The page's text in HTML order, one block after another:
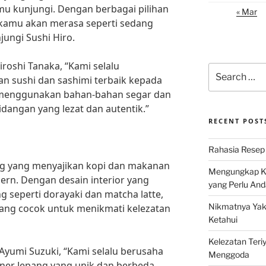
kunjungi. Dengan berbagai pilihan
akan merasa seperti sedang
Sushi Hiro.
Tanaka, “Kami selalu
sushi dan sashimi terbaik kepada
bahan-bahan segar dan
yang lezat dan autentik.”
yang menyajikan kopi dan makanan
Dengan desain interior yang
seperti dorayaki dan matcha latte,
cocok untuk menikmati kelezatan
Suzuki, “Kami selalu berusaha
« Mar
for:
RECENT
Rahasia
Mengungkap
yang Perlu
Nikmatnya
Ketahui
Kelezatan
Menggoda